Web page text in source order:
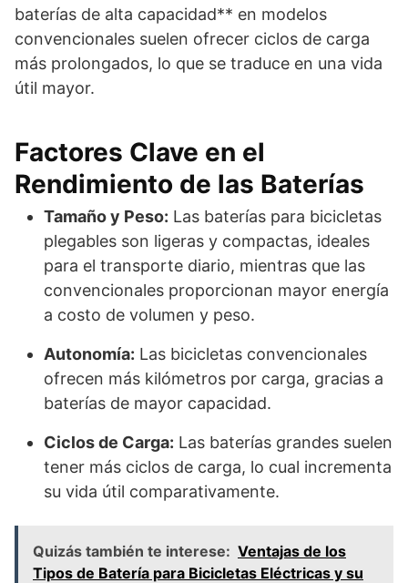
baterías de alta capacidad** en modelos
convencionales suelen ofrecer ciclos de carga
más prolongados, lo que se traduce en una vida
útil mayor.
Factores Clave en el
Rendimiento de las Baterías
Tamaño y Peso: Las baterías para bicicletas
plegables son ligeras y compactas, ideales
para el transporte diario, mientras que las
convencionales proporcionan mayor energía
a costo de volumen y peso.
Autonomía: Las bicicletas convencionales
ofrecen más kilómetros por carga, gracias a
baterías de mayor capacidad.
Ciclos de Carga: Las baterías grandes suelen
tener más ciclos de carga, lo cual incrementa
su vida útil comparativamente.
Quizás también te interese: Ventajas de los
Tipos de Batería para Bicicletas Eléctricas y su